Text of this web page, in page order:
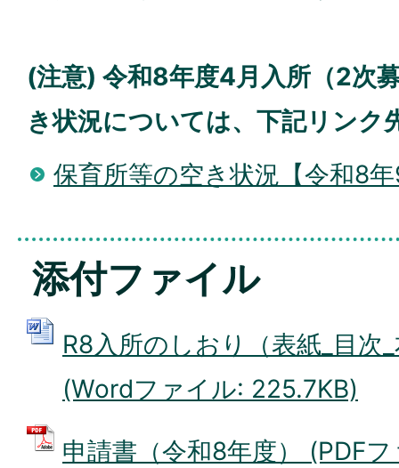
(注意) 令和8年度4月入所（2次
き状況については、下記リンク
保育所等の空き状況【令和8
添付ファイル
R8入所のしおり（表紙_目次
(Wordファイル: 225.7KB)
申請書（令和8年度） (PDF